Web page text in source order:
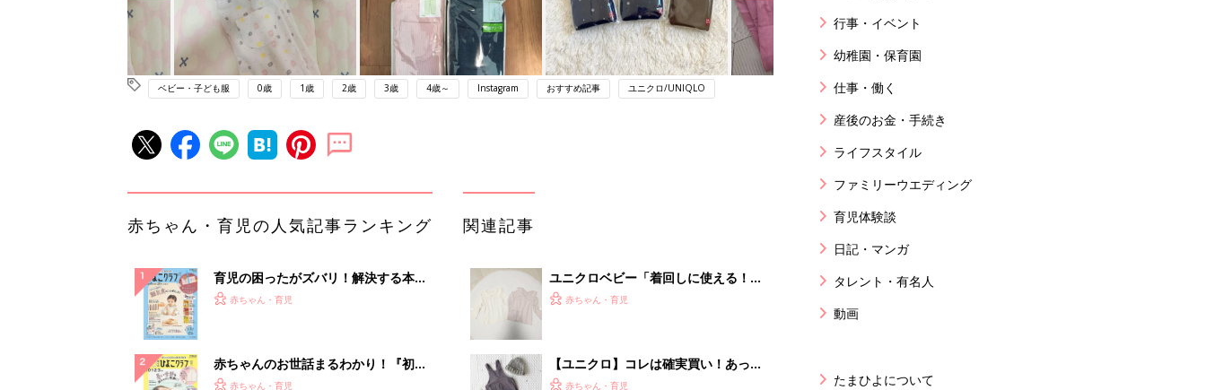
ベビー・子ども服 0歳 1歳 2歳 3歳 4歳～ Instagram おすすめ記事 ユニクロ/UNIQLO
赤ちゃん・育児の人気記事ランキング
育児の困ったがズバリ！解決する本
『ひよこクラブ 秋号』 4カ月～2才
赤ちゃん・育児
赤ちゃんのお世話まるわかり！『初め
てのひよこクラブ 夏号』〈巻頭大特
赤ちゃん・育児
関連記事
ユニクロベビー「着回しに使える！」
「レギンス・ロンT・カバーオール
赤ちゃん・育児
【ユニクロ】コレは確実買い！あった
かキッズアイテム5選
赤ちゃん・育児
行事・イベント
幼稚園・保育園
仕事・働く
産後のお金・手続き
ライフスタイル
ファミリーウエディング
育児体験談
日記・マンガ
タレント・有名人
動画
たまひよについて